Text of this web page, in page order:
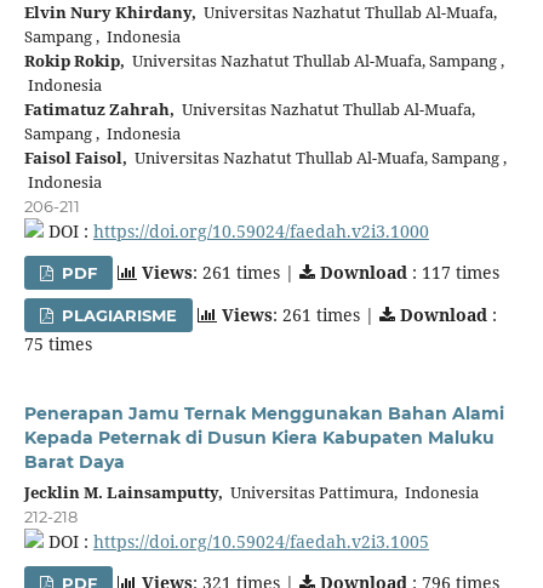
Elvin Nury Khirdany, Universitas Nazhatut Thullab Al-Muafa,
Sampang , Indonesia
Rokip Rokip, Universitas Nazhatut Thullab Al-Muafa, Sampang ,
Indonesia
Fatimatuz Zahrah, Universitas Nazhatut Thullab Al-Muafa,
Sampang , Indonesia
Faisol Faisol, Universitas Nazhatut Thullab Al-Muafa, Sampang ,
Indonesia
206-211
DOI : https://doi.org/10.59024/faedah.v2i3.1000
PDF Views: 261 times | Download : 117 times
PLAGIARISME Views: 261 times | Download :
75 times
Penerapan Jamu Ternak Menggunakan Bahan Alami
Kepada Peternak di Dusun Kiera Kabupaten Maluku
Barat Daya
Jecklin M. Lainsamputty, Universitas Pattimura, Indonesia
212-218
DOI : https://doi.org/10.59024/faedah.v2i3.1005
PDF Views: 321 times | Download : 796 times